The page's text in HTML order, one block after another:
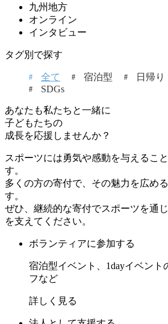
九州地方
オンライン
インタビュー
タグ別で探す
全て 宿泊型 日帰り
SDGs
あなたも私たちと一緒に
子どもたちの
成長を応援しませんか？
スポーツには勇気や感動を与えるこ
す。
多くの方の寄付で、その魅力を広め
す。
ぜひ、継続的な寄付でスポーツを通
を支えてください。
ボランティアに参加する
宿泊型イベント、1dayイベント
フなど
詳しく見る